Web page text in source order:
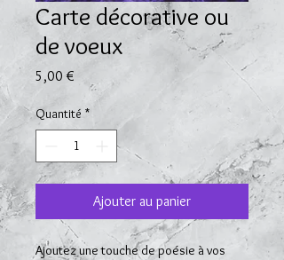
Carte décorative ou
de voeux
5,00 €
Quantité *
Ajouter au panier
Ajoutez une touche de poésie à vos